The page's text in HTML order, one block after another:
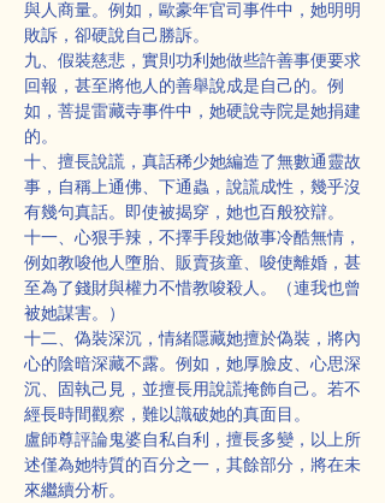
與人商量。例如，歐豪年官司事件中，她明明
敗訴，卻硬說自己勝訴。
九、假裝慈悲，實則功利她做些許善事便要求
回報，甚至將他人的善舉說成是自己的。例
如，菩提雷藏寺事件中，她硬說寺院是她捐建
的。
十、擅長說謊，真話稀少她編造了無數通靈故
事，自稱上通佛、下通蟲，說謊成性，幾乎沒
有幾句真話。即使被揭穿，她也百般狡辯。
十一、心狠手辣，不擇手段她做事冷酷無情，
例如教唆他人墮胎、販賣孩童、唆使離婚，甚
至為了錢財與權力不惜教唆殺人。（連我也曾
被她謀害。）
十二、偽裝深沉，情緒隱藏她擅於偽裝，將內
心的陰暗深藏不露。例如，她厚臉皮、心思深
沉、固執己見，並擅長用說謊掩飾自己。若不
經長時間觀察，難以識破她的真面目。
盧師尊評論鬼婆自私自利，擅長多變，以上所
述僅為她特質的百分之一，其餘部分，將在未
來繼續分析。